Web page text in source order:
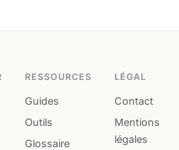
RESSOURCES
Guides
Outils
Glossaire
LÉGAL
Contact
Mentions
légales